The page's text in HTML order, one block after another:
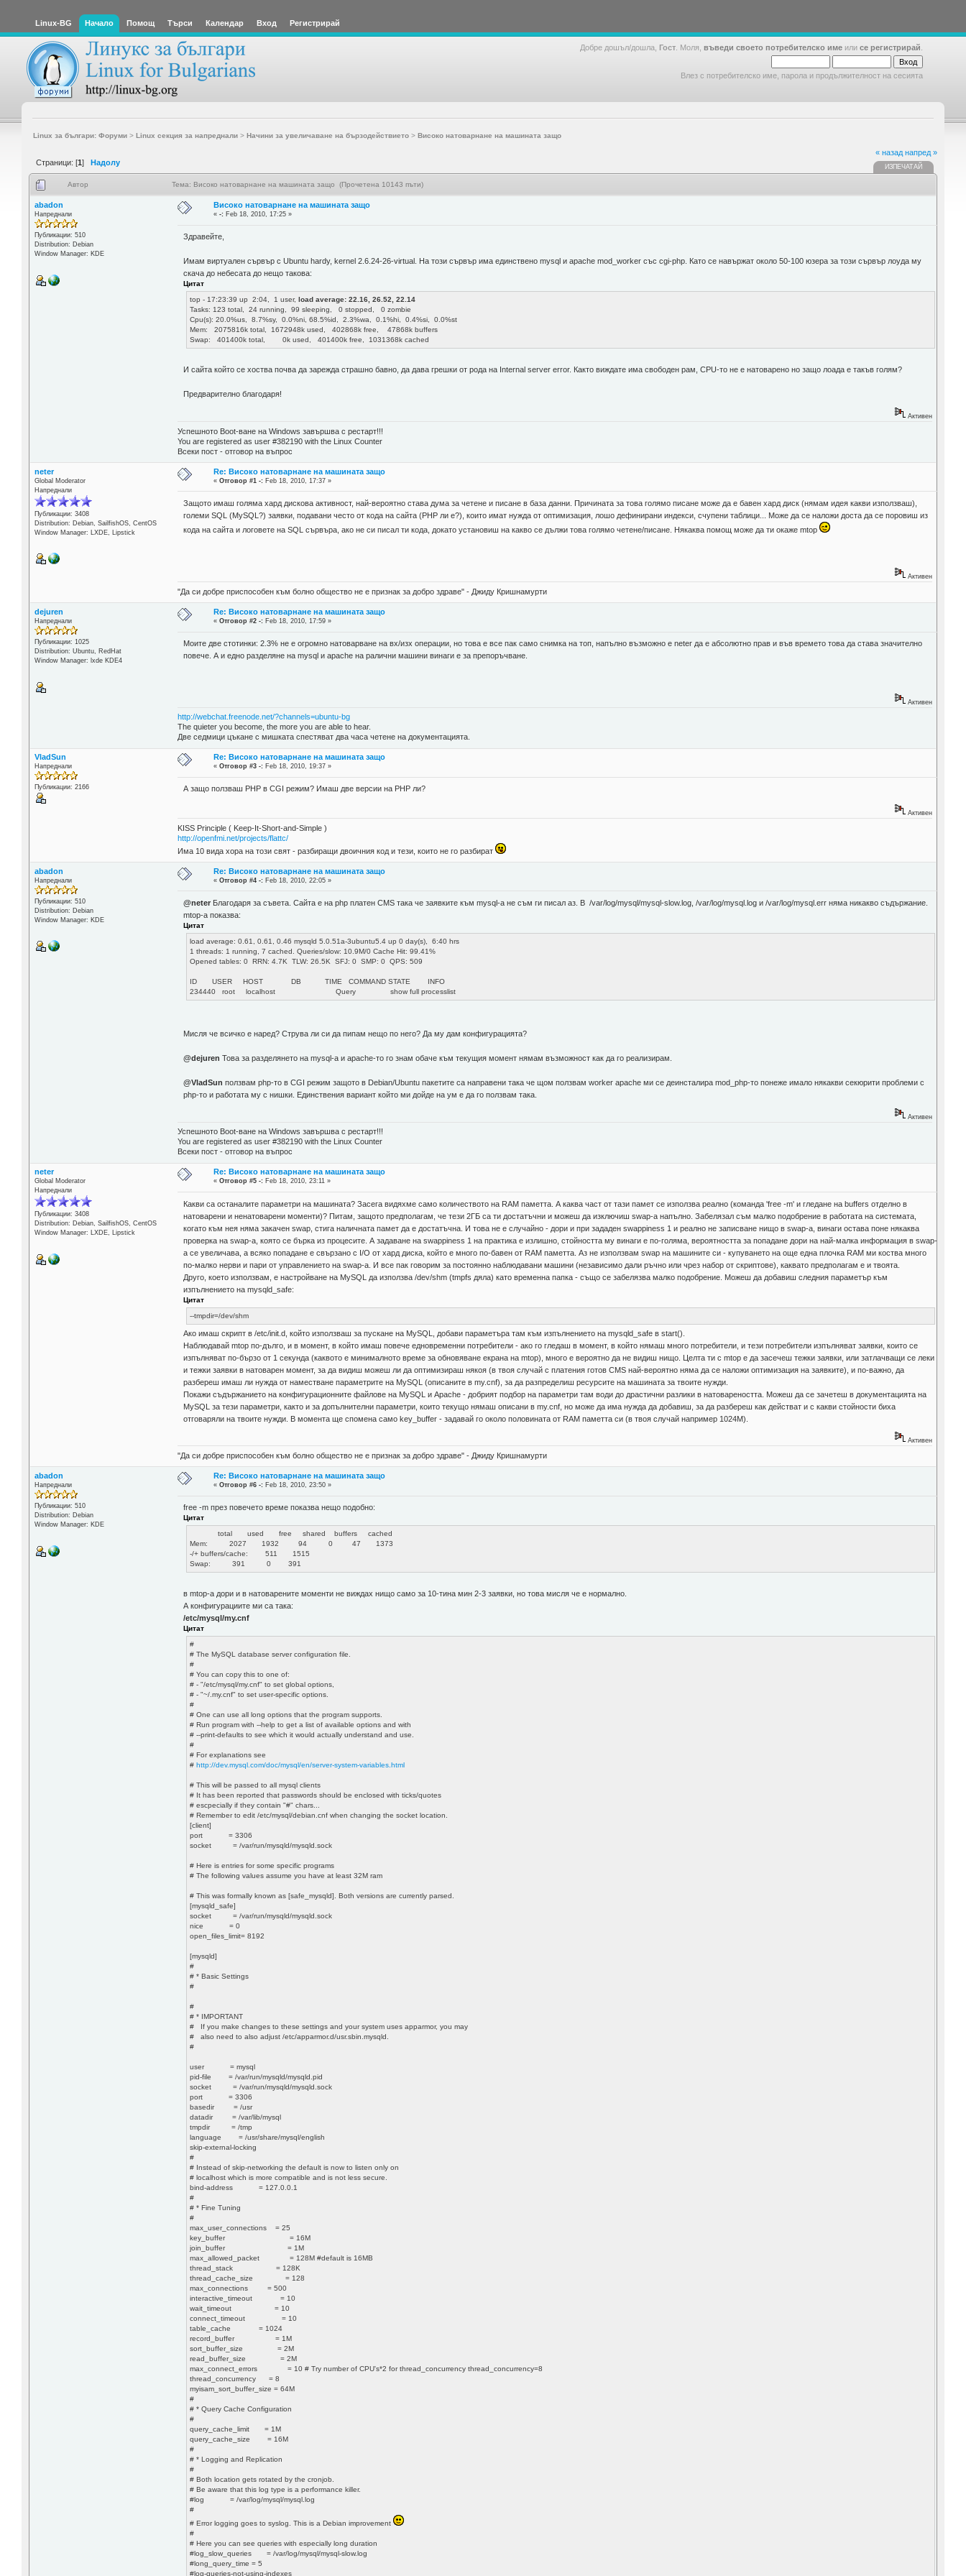
Linux-BG Начало Помощ Търси Календар Вход Регистрирай
Добре дошъл/дошла, Гост . Моля, въведи своето потребителско име или се регистрирай
Влез с потребителско име, парола и продължителност на сесията
Linux за българи: Форуми> Linux секция за напреднали> Начини за увеличаване на бързодействието> Високо натоварнане на машината защо
Страници: [1] Надолу
« назад напред »
ИЗПЕЧАТАЙ
Автор Тема: Високо натоварнане на машината защо (Прочетена 10143 пъти)
abadon
Напреднали
Публикации: 510
Distribution: Debian
Window Manager: KDE
Високо натоварнане на машината защо
«-: Feb 18, 2010, 17:25 »
Здравейте,
Имам виртуален сървър с Ubuntu hardy, kernel 2.6.24-26-virtual. На този сървър има единствено mysql и apache mod_worker със cgi-php. Като се навържат около 50-100 юзера за този сървър лоуда му
скача до небесата до нещо такова:
Цитат
top - 17:23:39 up 2:04, 1 user,load average: 22.16, 26.52, 22.14
Tasks: 123 total, 24 running, 99 sleeping, 0 stopped, 0 zombie
Cpu(s): 20.0%us, 8.7%sy, 0.0%ni, 68.5%id, 2.3%wa, 0.1%hi, 0.4%si, 0.0%st
Mem: 2075816k total, 1672948k used, 402868k free, 47868k buffers
Swap: 401400k total, 0k used, 401400k free, 1031368k cached
И сайта който се хоства почва да зарежда страшно бавно, да дава грешки от рода на Internal server error. Както виждате има свободен рам, CPU-то не е натоварено но защо лоада е такъв голям?
Предварително благодаря!
Активен
Успешното Boot-ване на Windows завършва с рестарт!!!
You are registered as user #382190 with the Linux Counter
Всеки пост - отговор на въпрос
neter
Global Moderator
Напреднали
Публикации: 3408
Distribution: Debian, SailfishOS, CentOS
Window Manager: LXDE, Lipstick
Re: Високо натоварнане на машината защо
«Отговор #1 -: Feb 18, 2010, 17:37 »
Защото имаш голяма хард дискова активност, най-вероятно става дума за четене и писане в база данни. Причината за това голямо писане може да е бавен хард диск (нямам идея какви използваш),
големи SQL (MySQL?) заявки, подавани често от кода на сайта (PHP ли е?), които имат нужда от оптимизация, лошо дефинирани индекси, счупени таблици... Може да се наложи доста да се поровиш из
кода на сайта и логовете на SQL сървъра, ако не си писал ти кода, докато установиш на какво се дължи това голямо четене/писане. Някаква помощ може да ти окаже mtop
Активен
"Да си добре приспособен към болно общество не е признак за добро здраве" - Джиду Кришнамурти
dejuren
Напреднали
Публикации: 1025
Distribution: Ubuntu, RedHat
Window Manager: lxde KDE4
Re: Високо натоварнане на машината защо
«Отговор #2 -: Feb 18, 2010, 17:59 »
Моите две стотинки: 2.3% не е огромно натоварване на вх/изх операции, но това е все пак само снимка на топ, напълно възможно е neter да е абсолютно прав и във времето това да става значително
повече. А и едно разделяне на mysql и apache на ралични машини винаги е за препоръчване.
Активен
http://webchat.freenode.net/?channels=ubuntu-bg
The quieter you become, the more you are able to hear.
Две седмици цъкане с мишката спестяват два часа четене на документацията.
VladSun
Напреднали
Публикации: 2166
Re: Високо натоварнане на машината защо
«Отговор #3 -: Feb 18, 2010, 19:37 »
А защо ползваш PHP в CGI режим? Имаш две версии на PHP ли?
Активен
KISS Principle ( Keep-It-Short-and-Simple )
http://openfmi.net/projects/flattc/
Има 10 вида хора на този свят - разбиращи двоичния код и тези, които не го разбират
abadon
Напреднали
Публикации: 510
Distribution: Debian
Window Manager: KDE
Re: Високо натоварнане на машината защо
«Отговор #4 -: Feb 18, 2010, 22:05 »
@neter Благодаря за съвета. Сайта е на php платен CMS така че заявките към mysql-а не съм ги писал аз. В /var/log/mysql/mysql-slow.log, /var/log/mysql.log и /var/log/mysql.err няма никакво съдържание.
mtop-а показва:
Цитат
load average: 0.61, 0.61, 0.46 mysqld 5.0.51a-3ubuntu5.4 up 0 day(s), 6:40 hrs
1 threads: 1 running, 7 cached. Queries/slow: 10.9M/0 Cache Hit: 99.41%
Opened tables: 0 RRN: 4.7K TLW: 26.5K SFJ: 0 SMP: 0 QPS: 509
ID USER HOST DB TIME COMMAND STATE INFO
234440 root localhost Query show full processlist
Мисля че всичко е наред? Струва ли си да пипам нещо по него? Да му дам конфигурацията?
@dejuren Това за разделянето на mysql-а и apache-то го знам обаче към текущия момент нямам възможност как да го реализирам.
@VladSun ползвам php-то в CGI режим защото в Debian/Ubuntu пакетите са направени така че щом ползвам worker apache ми се деинсталира mod_php-то понеже имало някакви секюрити проблеми с
php-то и работата му с нишки. Единствения вариант който ми дойде на ум е да го ползвам така.
Активен
Успешното Boot-ване на Windows завършва с рестарт!!!
You are registered as user #382190 with the Linux Counter
Всеки пост - отговор на въпрос
neter
Global Moderator
Напреднали
Публикации: 3408
Distribution: Debian, SailfishOS, CentOS
Window Manager: LXDE, Lipstick
Re: Високо натоварнане на машината защо
«Отговор #5 -: Feb 18, 2010, 23:11 »
Какви са останалите параметри на машината? Засега видяхме само количеството на RAM паметта. А каква част от тази памет се използва реално (команда 'free -m' и гледане на buffers отделно в
натоварени и ненатоварени моменти)? Питам, защото предполагам, че тези 2ГБ са ти достатъчни и можеш да изключиш swap-а напълно. Забелязал съм малко подобрение в работата на системата,
когато към нея няма закачен swap, стига наличната памет да е достатъчна. И това не е случайно - дори и при зададен swappiness 1 и реално не записване нищо в swap-a, винаги остава поне някаква
проверка на swap-а, която се бърка из процесите. А задаване на swappiness 1 на практика е излишно, стойността му винаги е по-голяма, вероятността за попадане дори на най-малка информация в swap-
a се увеличава, а всяко попадане е свързано с I/O от хард диска, който е много по-бавен от RAM паметта. Аз не използвам swap на машините си - купуването на още една плочка RAM ми коства много
по-малко нерви и пари от управлението на swap-a. И все пак говорим за постоянно наблюдавани машини (независимо дали ръчно или чрез набор от скриптове), каквато предполагам е и твоята.
Друго, което използвам, е настройване на MySQL да използва /dev/shm (tmpfs дяла) като временна папка - също се забелязва малко подобрение. Можеш да добавиш следния параметър към
изпълнението на mysqld_safe:
Цитат
--tmpdir=/dev/shm
Ако имаш скрипт в /etc/init.d, който използваш за пускане на MySQL, добави параметъра там към изпълнението на mysqld_safe в start().
Наблюдавай mtop по-дълго, и в момент, в който имаш повече едновременни потребители - ако го гледаш в момент, в който нямаш много потребители, и тези потребители изпълняват заявки, които се
изпълняват по-бързо от 1 секунда (каквото е минималното време за обновяване екрана на mtop), много е вероятно да не видиш нищо. Целта ти с mtop е да засечеш тежки заявки, или затлачващи се леки
и тежки заявки в натоварен момент, за да видиш можеш ли да оптимизираш някоя (в твоя случай с платения готов CMS най-вероятно няма да се наложи оптимизация на заявките), и по-важно, да
разбереш имаш ли нужда от наместване параметрите на MySQL (описаните в my.cnf), за да разпределиш ресурсите на машината за твоите нужди.
Покажи съдържанието на конфигурационните файлове на MySQL и Apache - добрият подбор на параметри там води до драстични разлики в натовареността. Можеш да се зачетеш в документацията на
MySQL за тези параметри, както и за допълнителни параметри, които текущо нямаш описани в my.cnf, но може да има нужда да добавиш, за да разбереш как действат и с какви стойности биха
отговаряли на твоите нужди. В момента ще спомена само key_buffer - задавай го около половината от RAM паметта си (в твоя случай например 1024М).
Активен
"Да си добре приспособен към болно общество не е признак за добро здраве" - Джиду Кришнамурти
abadon
Напреднали
Публикации: 510
Distribution: Debian
Window Manager: KDE
Re: Високо натоварнане на машината защо
«Отговор #6 -: Feb 18, 2010, 23:50 »
free -m през повечето време показва нещо подобно:
Цитат
total used free shared buffers cached
Mem: 2027 1932 94 0 47 1373
-/+ buffers/cache: 511 1515
Swap: 391 0 391
в mtop-а дори и в натоварените моменти не виждах нищо само за 10-тина мин 2-3 заявки, но това мисля че е нормално.
А конфигурациите ми са така:
/etc/mysql/my.cnf
Цитат
#
# The MySQL database server configuration file.
#
# You can copy this to one of:
# - "/etc/mysql/my.cnf" to set global options,
# - "~/.my.cnf" to set user-specific options.
#
# One can use all long options that the program supports.
# Run program with --help to get a list of available options and with
# --print-defaults to see which it would actually understand and use.
#
# For explanations see
#http://dev.mysql.com/doc/mysql/en/server-system-variables.html
# This will be passed to all mysql clients
# It has been reported that passwords should be enclosed with ticks/quotes
# escpecially if they contain "#" chars...
# Remember to edit /etc/mysql/debian.cnf when changing the socket location.
[client]
port = 3306
socket = /var/run/mysqld/mysqld.sock
# Here is entries for some specific programs
# The following values assume you have at least 32M ram
# This was formally known as [safe_mysqld]. Both versions are currently parsed.
[mysqld_safe]
socket = /var/run/mysqld/mysqld.sock
nice = 0
open_files_limit= 8192
[mysqld]
#
# * Basic Settings
#
#
# * IMPORTANT
# If you make changes to these settings and your system uses apparmor, you may
# also need to also adjust /etc/apparmor.d/usr.sbin.mysqld.
#
user = mysql
pid-file = /var/run/mysqld/mysqld.pid
socket = /var/run/mysqld/mysqld.sock
port = 3306
basedir = /usr
datadir = /var/lib/mysql
tmpdir = /tmp
language = /usr/share/mysql/english
skip-external-locking
#
# Instead of skip-networking the default is now to listen only on
# localhost which is more compatible and is not less secure.
bind-address = 127.0.0.1
#
# * Fine Tuning
#
max_user_connections = 25
key_buffer = 16M
join_buffer = 1M
max_allowed_packet = 128M #default is 16MB
thread_stack = 128K
thread_cache_size = 128
max_connections = 500
interactive_timeout = 10
wait_timeout = 10
connect_timeout = 10
table_cache = 1024
record_buffer = 1M
sort_buffer_size = 2M
read_buffer_size = 2M
max_connect_errors = 10 # Try number of CPU's*2 for thread_concurrency thread_concurrency=8
thread_concurrency = 8
myisam_sort_buffer_size = 64M
#
# * Query Cache Configuration
#
query_cache_limit = 1M
query_cache_size = 16M
#
# * Logging and Replication
#
# Both location gets rotated by the cronjob.
# Be aware that this log type is a performance killer.
#log = /var/log/mysql/mysql.log
#
# Error logging goes to syslog. This is a Debian improvement
#
# Here you can see queries with especially long duration
#log_slow_queries = /var/log/mysql/mysql-slow.log
#long_query_time = 5
#log-queries-not-using-indexes